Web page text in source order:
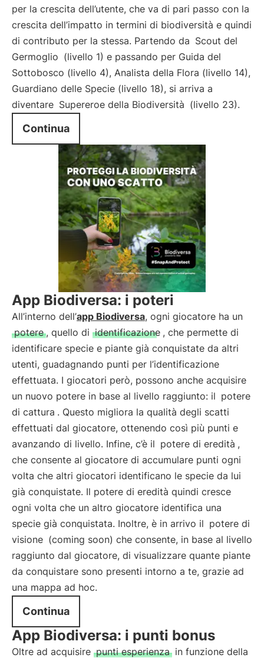
per la crescita dell’utente, che va di pari passo con la
crescita dell’impatto in termini di biodiversità e quindi
di contributo per la stessa. Partendo da Scout del
Germoglio (livello 1) e passando per Guida del
Sottobosco (livello 4), Analista della Flora (livello 14),
Guardiano delle Specie (livello 18), si arriva a
diventare Supereroe della Biodiversità (livello 23).
Continua
App Biodiversa: i poteri
All’interno dell’app Biodiversa, ogni giocatore ha un
potere , quello di identificazione , che permette di
identificare specie e piante già conquistate da altri
utenti, guadagnando punti per l’identificazione
effettuata. I giocatori però, possono anche acquisire
un nuovo potere in base al livello raggiunto: il potere
di cattura . Questo migliora la qualità degli scatti
effettuati dal giocatore, ottenendo così più punti e
avanzando di livello. Infine, c’è il potere di eredità ,
che consente al giocatore di accumulare punti ogni
volta che altri giocatori identificano le specie da lui
già conquistate. Il potere di eredità quindi cresce
ogni volta che un altro giocatore identifica una
specie già conquistata. Inoltre, è in arrivo il potere di
visione (coming soon) che consente, in base al livello
raggiunto dal giocatore, di visualizzare quante piante
da conquistare sono presenti intorno a te, grazie ad
una mappa ad hoc.
Continua
App Biodiversa: i punti bonus
Oltre ad acquisire punti esperienza in funzione della